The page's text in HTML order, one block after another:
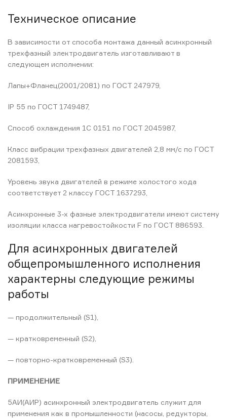
Техническое описание
В зависимости от способа монтажа данный асинхронный
трехфазный электродвигатель изготавливают в
следующем исполнении:
Лапы+Фланец(2001/2081) по ГОСТ 247979,
IP 55 по ГОСТ 1749487,
Способ охлаждения 1С 0151 по ГОСТ 2045987,
Класс вибрации трехфазных двигателей 2,8 мм/с по ГОСТ
2081593,
Уровень звука двигателей в режиме холостого хода
соответствует 2 классу ГОСТ 1637293,
Асинхронные 3-х фазные электродвигатели имеют систему
изоляции класса нагревостойкости F по ГОСТ 886593.
Для асинхронных двигателей
общепромышленного исполнения
характерны следующие режимы
работы
— продолжительный (S1),
— кратковременный (S2),
— повторно-кратковременный (S3).
ПРИМЕНЕНИЕ
5АИ(АИР) асинхронный электродвигатель служит для
применения как в промышленности (насосы, редукторы,